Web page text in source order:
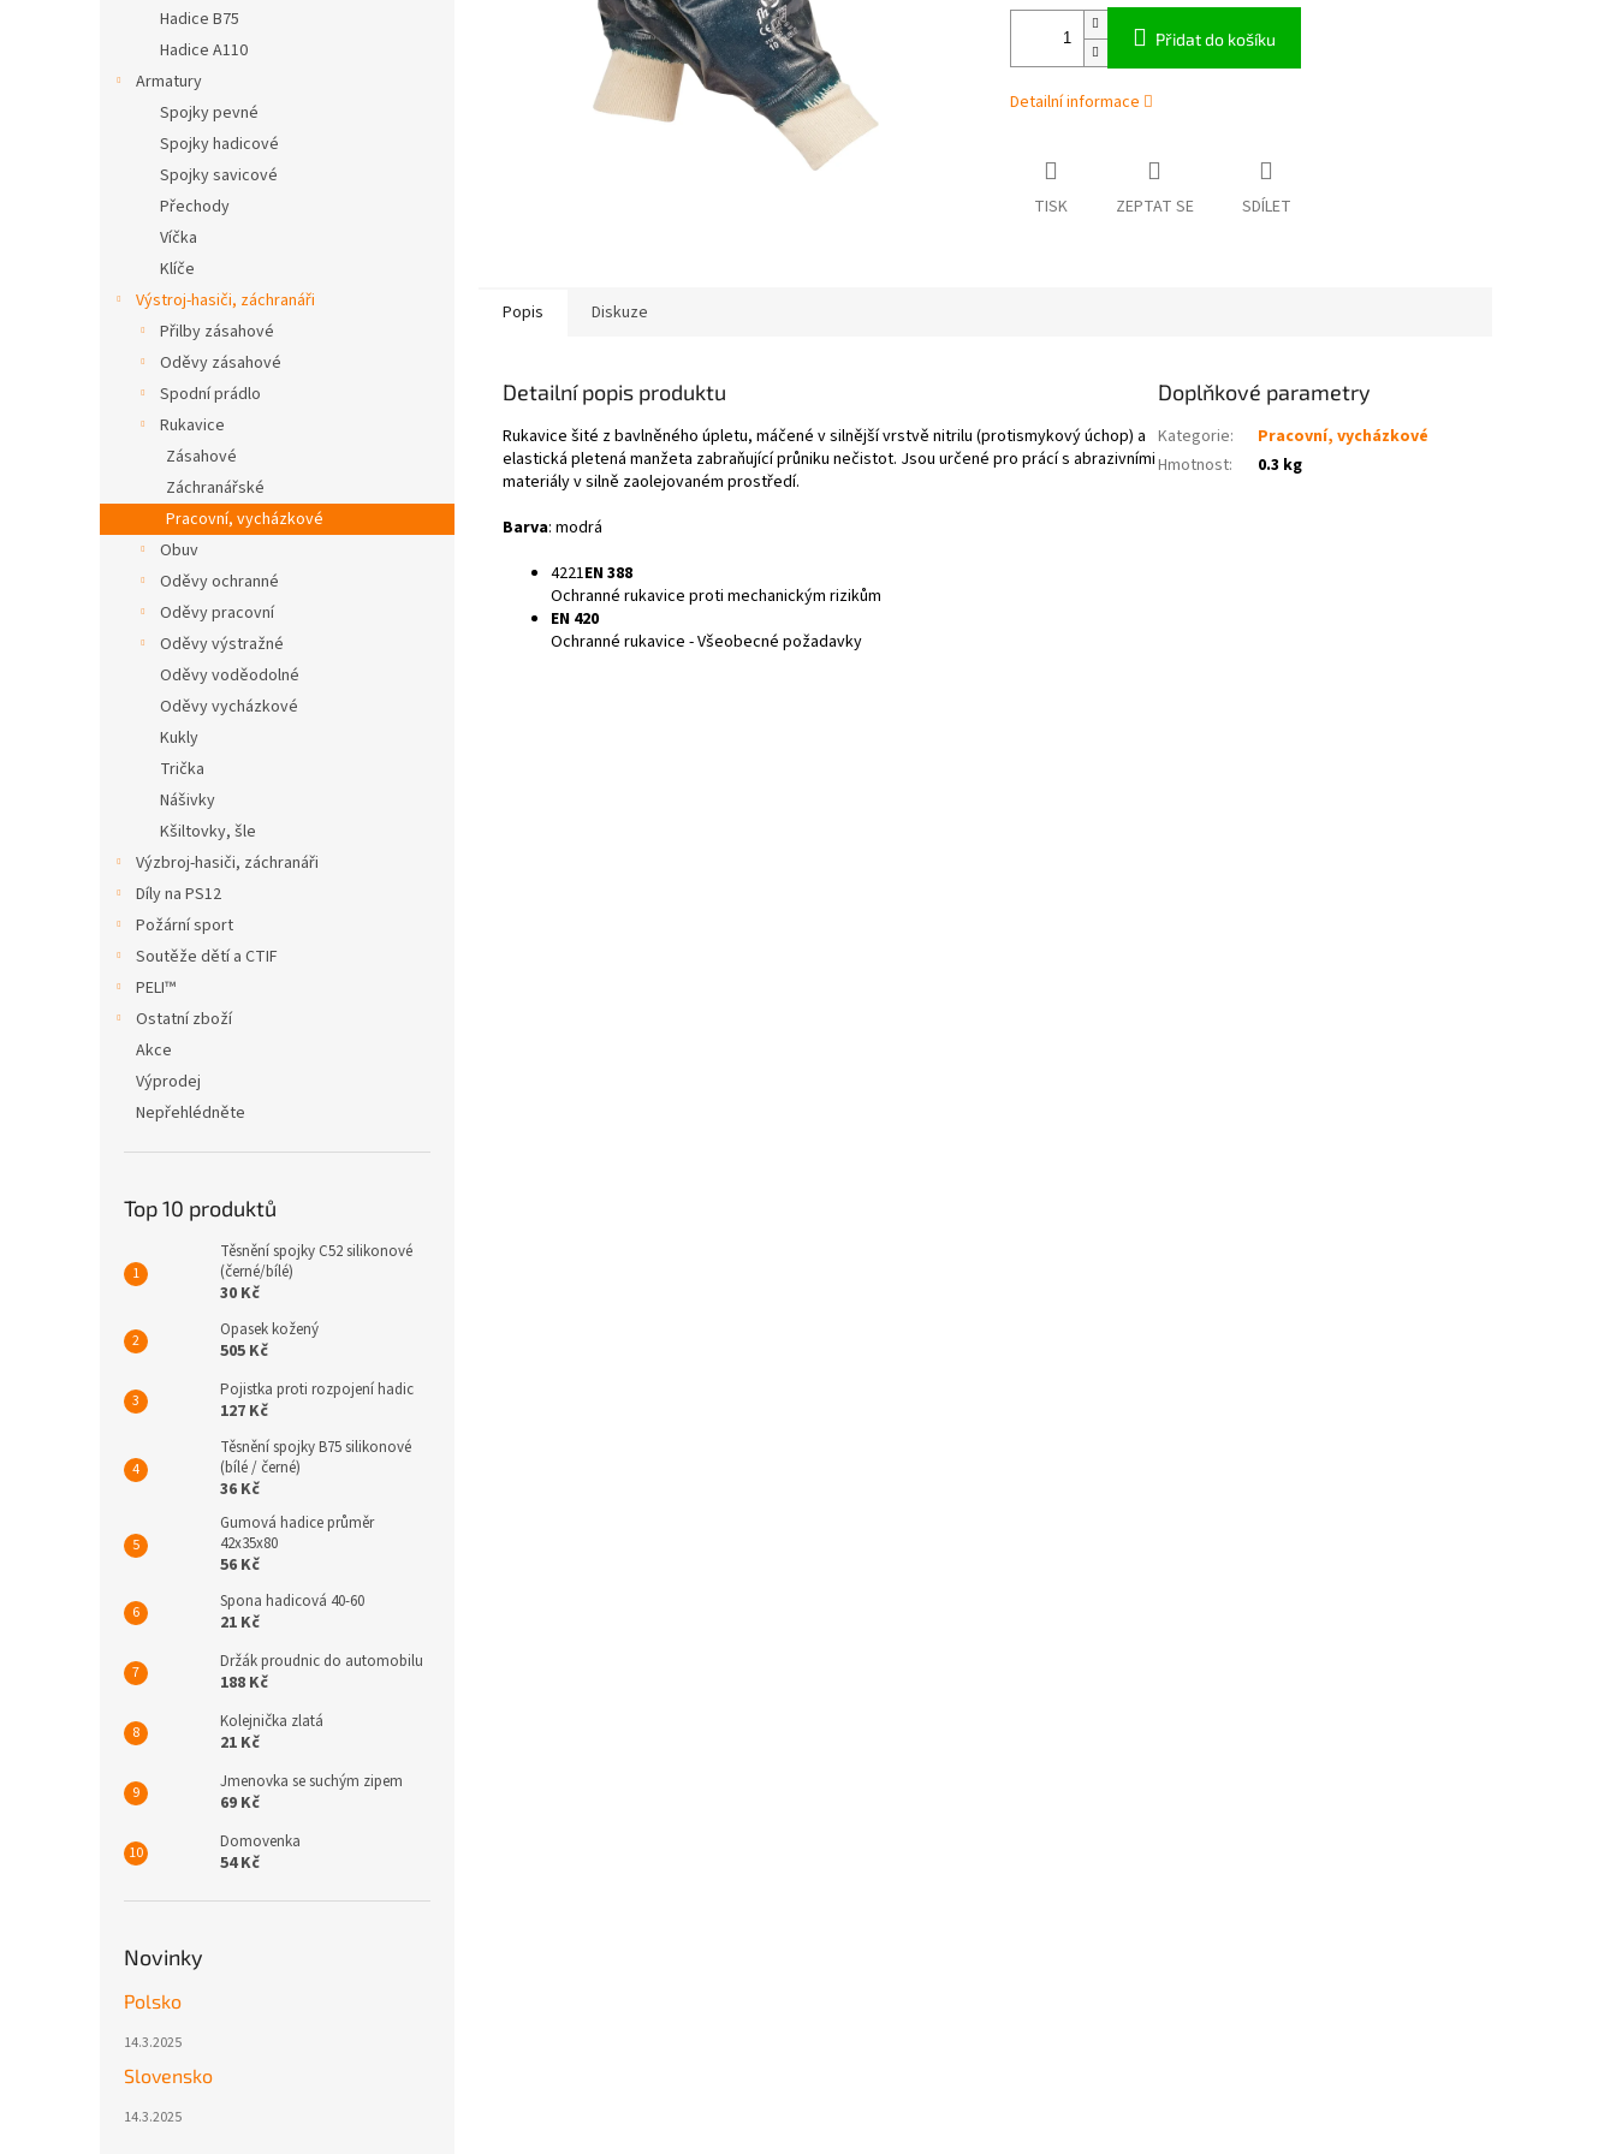
Hadice B75
Hadice A110
Armatury
Spojky pevné
Spojky hadicové
Spojky savicové
Přechody
Víčka
Klíče
Výstroj-hasiči, záchranáři
Přilby zásahové
Oděvy zásahové
Spodní prádlo
Rukavice
Zásahové
Záchranářské
Pracovní, vycházkové
Obuv
Oděvy ochranné
Oděvy pracovní
Oděvy výstražné
Oděvy voděodolné
Oděvy vycházkové
Kukly
Trička
Nášivky
Kšiltovky, šle
Výzbroj-hasiči, záchranáři
Díly na PS12
Požární sport
Soutěže dětí a CTIF
PELI™
Ostatní zboží
Akce
Výprodej
Nepřehlédněte
Top 10 produktů
Těsnění spojky C52 silikonové
(černé/bílé)
30 Kč
Opasek kožený
505 Kč
Pojistka proti rozpojení hadic
127 Kč
Těsnění spojky B75 silikonové
(bílé / černé)
36 Kč
Gumová hadice průměr
42x35x80
56 Kč
Spona hadicová 40-60
21 Kč
Držák proudnic do automobilu
188 Kč
Kolejnička zlatá
21 Kč
Jmenovka se suchým zipem
69 Kč
Domovenka
54 Kč
Novinky
Polsko
14.3.2025
Slovensko
14.3.2025
Přidat do košíku
Detailní informace
TISK ZEPTAT SE SDÍLET
Popis Diskuze
Detailní popis produktu
Rukavice šité z bavlněného úpletu, máčené v silnější vrstvě nitrilu (protismykový úchop) a
elastická pletená manžeta zabraňující průniku nečistot. Jsou určené pro prácí s abrazivními
materiály v silně zaolejovaném prostředí.
Barva: modrá
4221EN 388
Ochranné rukavice proti mechanickým rizikům
EN 420
Ochranné rukavice - Všeobecné požadavky
Doplňkové parametry
Kategorie:
Pracovní, vycházkové
Hmotnost: 0.3 kg